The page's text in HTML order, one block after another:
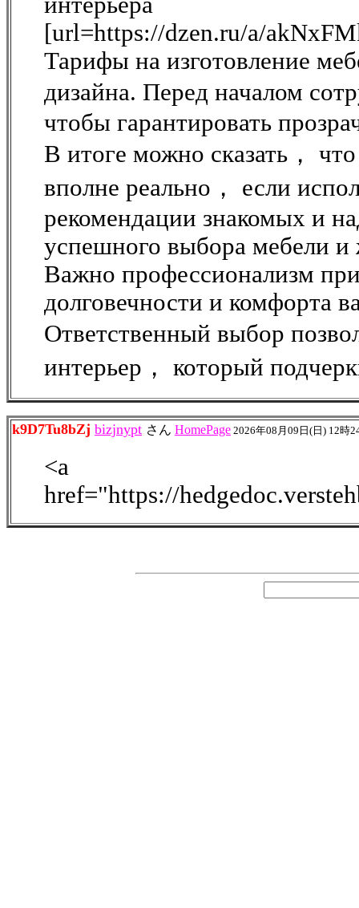
[url=https://dzen.ru/a/
Тарифы на изготовление
дизайна. Перед началом
чтобы гарантировать
В итоге можно сказать，
вполне реально， если
рекомендации знакомых и
успешного выбора мебели
Важно профессионализм
долговечности и комфорта
Ответственный выбор
интерьер， который
k9D7Tu8bZj bizjnypt さん HomePage 2026年08月09日(日) 12時
<a
href="https://